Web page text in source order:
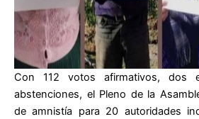
Con 112 votos afirmativos,
abstenciones, el Pleno de la
de amnistía para 20 autoridades